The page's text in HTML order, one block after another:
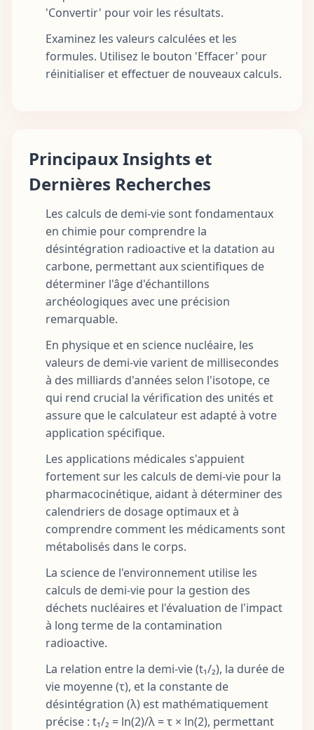
'Convertir' pour voir les résultats.
Examinez les valeurs calculées et les
formules. Utilisez le bouton 'Effacer' pour
réinitialiser et effectuer de nouveaux calculs.
Principaux Insights et
Dernières Recherches
Les calculs de demi-vie sont fondamentaux
en chimie pour comprendre la
désintégration radioactive et la datation au
carbone, permettant aux scientifiques de
déterminer l'âge d'échantillons
archéologiques avec une précision
remarquable.
En physique et en science nucléaire, les
valeurs de demi-vie varient de millisecondes
à des milliards d'années selon l'isotope, ce
qui rend crucial la vérification des unités et
assure que le calculateur est adapté à votre
application spécifique.
Les applications médicales s'appuient
fortement sur les calculs de demi-vie pour la
pharmacocinétique, aidant à déterminer des
calendriers de dosage optimaux et à
comprendre comment les médicaments sont
métabolisés dans le corps.
La science de l'environnement utilise les
calculs de demi-vie pour la gestion des
déchets nucléaires et l'évaluation de l'impact
à long terme de la contamination
radioactive.
La relation entre la demi-vie (t₁/₂), la durée de
vie moyenne (τ), et la constante de
désintégration (λ) est mathématiquement
précise : t₁/₂ = ln(2)/λ = τ × ln(2), permettant